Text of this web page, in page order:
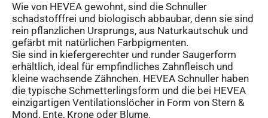
Wie von HEVEA gewohnt, sind die Schnuller
schadstofffrei und biologisch abbaubar, denn sie sind
rein pflanzlichen Ursprungs, aus Naturkautschuk und
gefärbt mit natürlichen Farbpigmenten.
Sie sind in kiefergerechter und runder Saugerform
erhältlich, ideal für empfindliches Zahnfleisch und
kleine wachsende Zähnchen. HEVEA Schnuller haben
die typische Schmetterlingsform und die bei HEVEA
einzigartigen Ventilationslöcher in Form von Stern &
Mond, Ente, Krone oder Blume.